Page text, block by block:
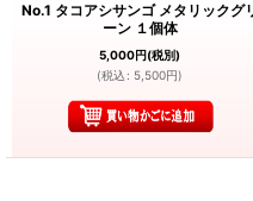
No.1 タコアシサンゴ メタリックグ
ーン １個体
5,000円(税別)
(税込 : 5,500円)